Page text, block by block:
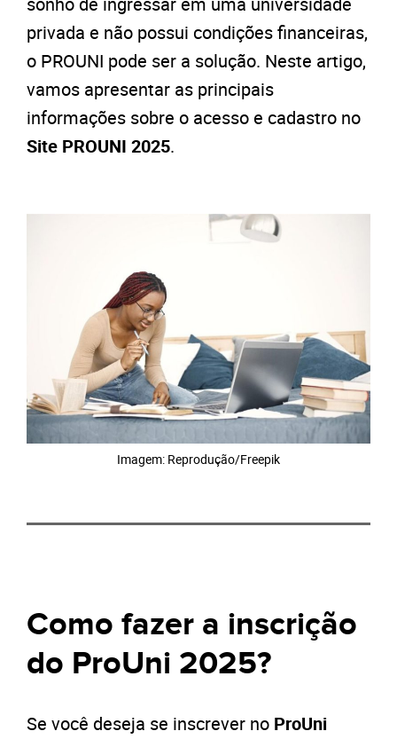
privada e não possui condições financeiras,
o PROUNI pode ser a solução. Neste artigo,
vamos apresentar as principais
informações sobre o acesso e cadastro no
Site PROUNI 2025.
Imagem: Reprodução/Freepik
Como fazer a inscrição
do ProUni 2025?
Se você deseja se inscrever no ProUni